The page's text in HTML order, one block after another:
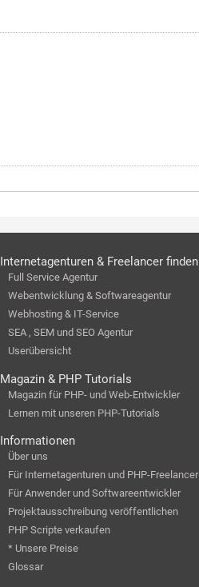
Internetagenturen & Freelancer finden
Full Service Agentur
Webentwicklung & Softwareagentur
Webhosting & IT-Service
SEA , SEM und SEO Agentur
Userübersicht
Magazin & PHP Tutorials
Magazin für PHP- und Web-Entwickler
Lernen mit unseren PHP-Tutorials
Informationen
Über uns
Für Internetagenturen und PHP-Freelancer
Für Anwender und Softwareentwickler
Projektausschreibung veröffentlichen
PHP Scripte verkaufen
* Unsere Preise
Glossar